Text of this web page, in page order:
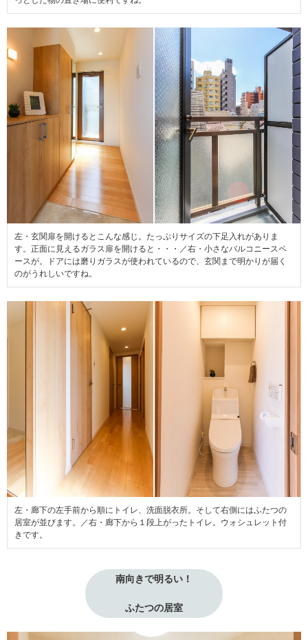
左・玄関扉を開けるとこんな感じ。たっぷりサイズの下足入れがありま
す。正面に見えるガラス扉を開けると・・・／右・小さなバルコニースペ
ースが。ドアには磨りガラスが使われているので、玄関まで明かりが届く
のがうれしいですね。
左・廊下の左手前から順にトイレ、洗面脱衣所。そして右側にはふたつの
居室が並びます。／右・廊下から１段上がったトイレ。ウォシュレット付
きです。
南向きで明るい！
ふたつの居室